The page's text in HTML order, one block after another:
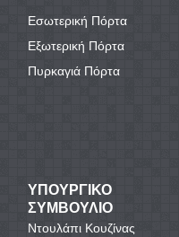
Εσωτερική Πόρτα
Εξωτερική Πόρτα
Πυρκαγιά Πόρτα
ΥΠΟΥΡΓΙΚΟ
ΣΥΜΒΟΥΛΙΟ
Ντουλάπι Κουζίνας